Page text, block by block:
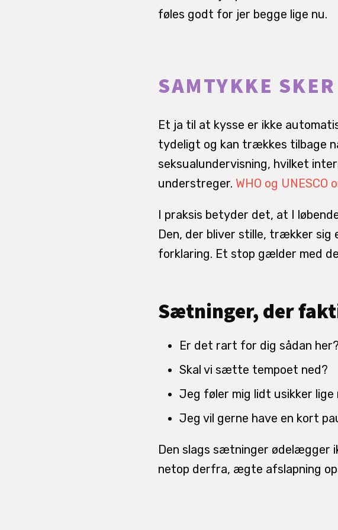
føles godt for jer begge lige nu.
SAMTYKKE
Et ja til at kysse er ikke
tydeligt og kan trækkes tilbage
seksualundervisning, hvilket
understreger. WHO og UNESCO
I praksis betyder det, at I
Den, der bliver stille, trækker
forklaring. Et stop gælder med
Sætninger, der
Er det rart for dig sådan her?
Skal vi sætte tempoet ned?
Jeg føler mig lidt usikker lige
Jeg vil gerne have en kort
Den slags sætninger ødelægger
netop derfra, ægte afslapning